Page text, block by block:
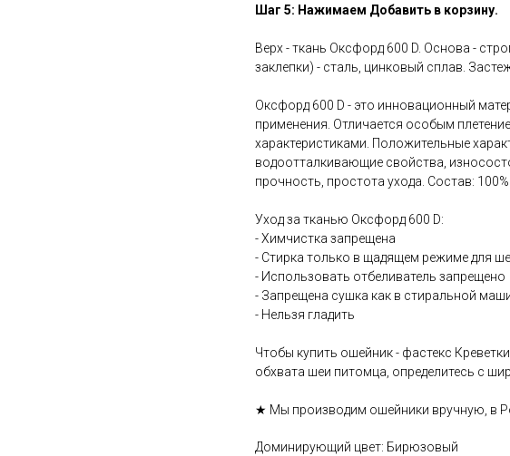
Шаг 5: Нажимаем Добавить в корзину.
Верх - ткань Оксфорд 600 D. Основа -
заклепки) - сталь, цинковый сплав.
Оксфорд 600 D - это инновационный
применения. Отличается особым
характеристиками. Положительные
водоотталкивающие свойства,
прочность, простота ухода. Состав:
Уход за тканью Оксфорд 600 D:
- Химчистка запрещена
- Стирка только в щадящем режиме для
- Использовать отбеливатель запрещено
- Запрещена сушка как в стиральной
- Нельзя гладить
Чтобы купить ошейник - фастекс
обхвата шеи питомца, определитесь с
★ Мы производим ошейники вручную, в
Доминирующий цвет: Бирюзовый